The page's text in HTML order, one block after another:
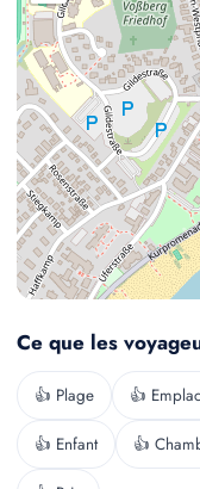
Ce que les
👍 Plage 👍
👍 Enfant 👍